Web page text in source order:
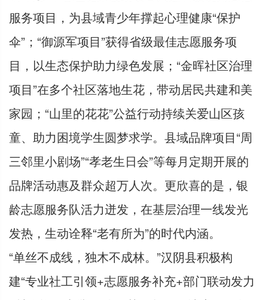
服务项目，为县域青少年撑起心理健康“保护
伞”；“御源军项目”获得省级最佳志愿服务项
目，以生态保护助力绿色发展；“金晖社区治理
项目”在多个社区落地生花，带动居民共建和美
家园；“山里的花花”公益行动持续关爱山区孩
童、助力困境学生圆梦求学。县域品牌项目“周
三邻里小剧场”“孝老生日会”等每月定期开展的
品牌活动惠及群众超万人次。更欣喜的是，银
龄志愿服务队活力迸发，在基层治理一线发光
发热，生动诠释“老有所为”的时代内涵。
“单丝不成线，独木不成林。”汉阴县积极构
建“专业社工引领+志愿服务补充+部门联动发力